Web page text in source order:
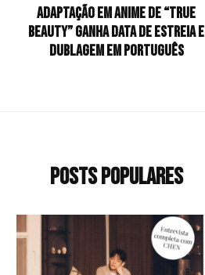
Adaptação em anime de “True
Beauty” ganha data de estreia e
dublagem em português
Posts populares